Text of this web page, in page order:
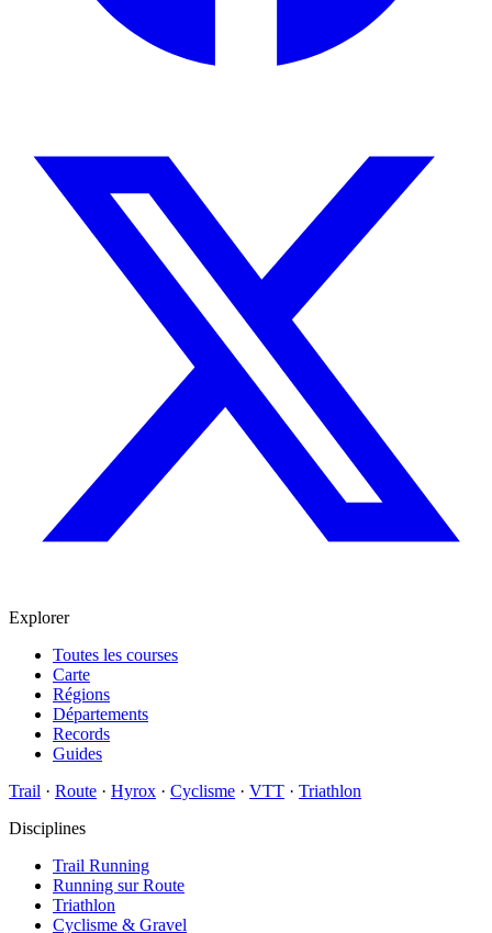
Explorer
Toutes les courses
Carte
Régions
Départements
Records
Guides
Trail · Route · Hyrox · Cyclisme · VTT · Triathlon
Disciplines
Trail Running
Running sur Route
Triathlon
Cyclisme & Gravel